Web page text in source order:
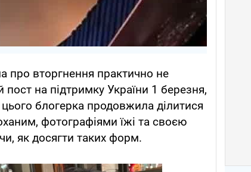
про вторгнення практично не
на підтримку України 1 березня,
блогерка продовжила ділитися
фотографіями їжі та своєю
як досягти таких форм.